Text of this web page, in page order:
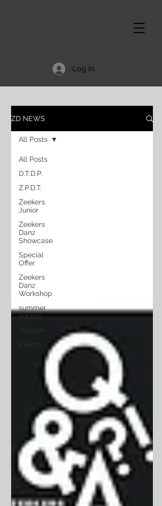
Log In
ZD NEWS
All Posts
D.T.D.P.
Z.P.D.T.
Zeekers
Junior
Zeekers
Danz
Showcase
Special
Offer
Zeekers
Danz
Workshop
summer
course
Audition
Events
All Posts